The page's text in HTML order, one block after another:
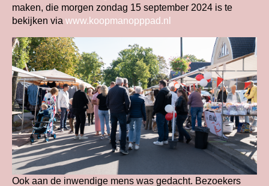
maken, die morgen zondag 15 september 2024 is te
bekijken via www.koopmanopppad.nl
Ook aan de inwendige mens was gedacht. Bezoekers